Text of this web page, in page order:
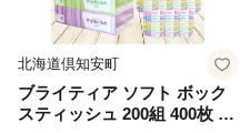
北海道倶知安町
ブライティア ソフト ボック
スティッシュ 200組 400枚 60